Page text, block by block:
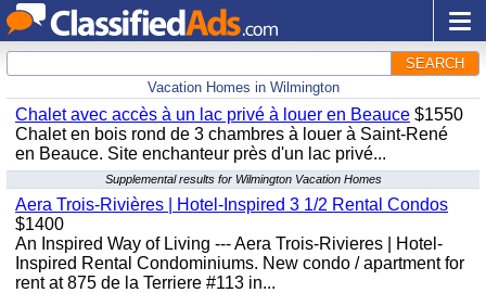
SEARCH
Vacation Homes in Wilmington
Chalet avec accès à un lac privé à louer en Beauce $1550
Chalet en bois rond de 3 chambres à louer à Saint-René
en Beauce. Site enchanteur près d'un lac privé...
Supplemental results for Wilmington Vacation Homes
Aera Trois-Rivières | Hotel-Inspired 3 1/2 Rental Condos
$1400
An Inspired Way of Living --- Aera Trois-Rivieres | Hotel-
Inspired Rental Condominiums. New condo / apartment for
rent at 875 de la Terriere #113 in...